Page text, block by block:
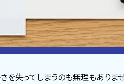
を失ってしまうのも無理もあり